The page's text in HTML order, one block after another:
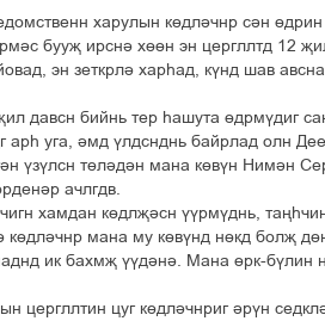
харулын кґдлічнр сін
бууљ ирсні хґґн эн цергллтд 12
эн зеткрлі харєад, кўнд шав
давсн бийнь тер єашута ґдрмўдиг
арє уга, імд ўлдснднь байрлад олн
ўзўлсн тґлідін мана кґвўн Нимін
ачлгдв.
хамдан кґдлљісн ўўрмўднь,
кґдлічнр мана му кґвўнд нґкд болљ
ик бахмљ ўўдіні. Мана ґрк-бўлин
цергллтин цуг кґдлічнриг ірўн